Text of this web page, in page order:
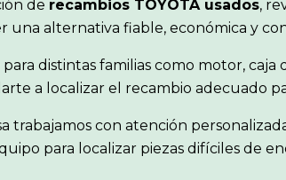
de recambios TOYOTA usados,
alternativa fiable, económica y
para distintas familias como motor,
a localizar el recambio adecuado
trabajamos con atención
para localizar piezas difíciles de